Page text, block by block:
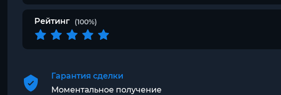
Рейтинг (100%)
Гарантия сделки
Моментальное получение